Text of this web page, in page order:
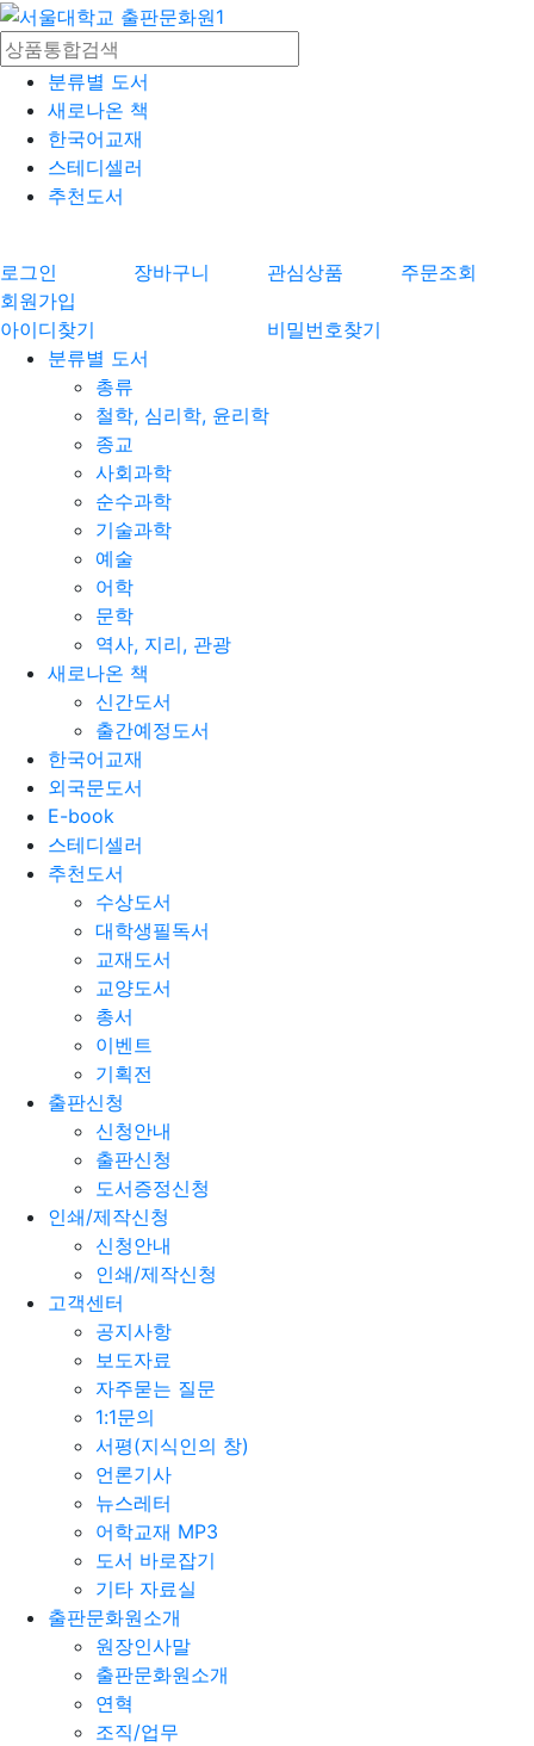
분류별 도서
새로나온 책
한국어교재
스테디셀러
추천도서
로그인 장바구니 관심상품
주문조회
회원가입
아이디찾기
비밀번호찾기
분류별 도서
총류
철학, 심리학, 윤리학
종교
사회과학
순수과학
기술과학
예술
어학
문학
역사, 지리, 관광
새로나온 책
신간도서
출간예정도서
한국어교재
외국문도서
E-book
스테디셀러
추천도서
수상도서
대학생필독서
교재도서
교양도서
총서
이벤트
기획전
출판신청
신청안내
출판신청
도서증정신청
인쇄/제작신청
신청안내
인쇄/제작신청
고객센터
공지사항
보도자료
자주묻는 질문
1:1문의
서평(지식인의 창)
언론기사
뉴스레터
어학교재 MP3
도서 바로잡기
기타 자료실
출판문화원소개
원장인사말
출판문화원소개
연혁
조직/업무